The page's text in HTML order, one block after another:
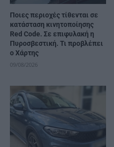
Ποιες περιοχές τίθενται σε
κατάσταση κινητοποίησης
Red Code. Σε επιφυλακή η
Πυροσβεστική. Τι προβλέπει
ο Χάρτης
09/08/2026